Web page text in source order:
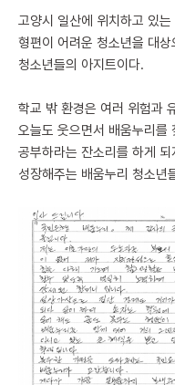
고양시 일산에 위치하고 있는
형편이 어려운 청소년을 대
청소년들의 아지트이다.
학교 밖 환경은 여러 위험과
오늘도 웃으면서 배움누리를
공부하라는 잔소리를 하게
성장해주는 배움누리 청소년